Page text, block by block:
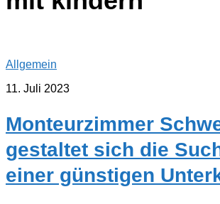
Allgemein
11. Juli 2023
Monteurzimmer
gestaltet sich die
einer günstigen